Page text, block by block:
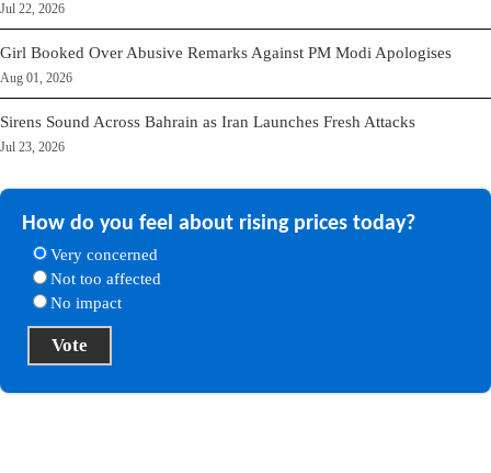
Jul 22, 2026
Girl Booked Over Abusive Remarks Against PM Modi Apologises
Aug 01, 2026
Sirens Sound Across Bahrain as Iran Launches Fresh Attacks
Jul 23, 2026
How do you feel about rising prices today?
Very concerned
Not too affected
No impact